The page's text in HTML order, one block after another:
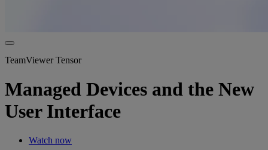
TeamViewer Tensor
Managed Devices and the New
User Interface
Watch now